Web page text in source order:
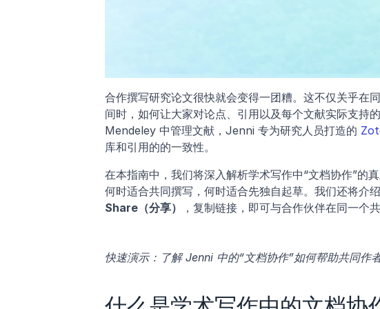
合作撰写研究论文很快就会变得一团糟。这不仅关乎在
间时，如何让大家对论点、引用以及每个文献实际支
Mendeley 中管理文献，Jenni 专为研究人员打造的
库和引用的的一致性。
在本指南中，我们将深入解析学术写作中“文档协作”的
Share（分享）
，复制链接，即可与合作伙伴在同一个
快速演示：了解 Jenni 中的“文档协作”如何帮助共同作